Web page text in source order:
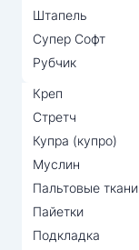
Штапель
Супер Софт
Рубчик
Креп
Стретч
Купра (купро)
Муслин
Пальтовые ткани
Пайетки
Подкладка